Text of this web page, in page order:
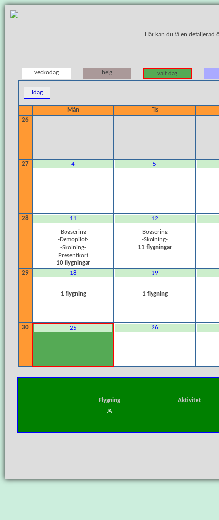
Här kan du få en detaljerad
veckodag helg valt dag
Idag
Mån
Tis
26
27 4 5
28 11
-Bogsering-
-Demopilot-
-Skolning-
Presentkort
10 flygningar
12
-Bogsering-
-Skolning-
11 flygningar
29 18
1 flygning
19
1 flygning
30 25 26
Flygning
Aktivitet
JA